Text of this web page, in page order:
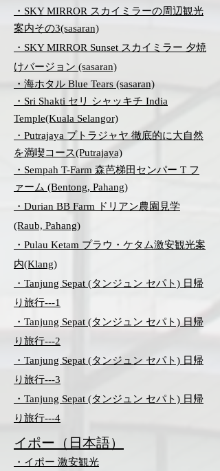
・SKY MIRROR スカイミラーの周辺観光
案内その3(sasaran)
・SKY MIRROR Sunset スカイミラー 夕焼
けバージョン (sasaran)
・海ホタル Blue Tears (sasaran)
・Sri Shakti セリ シャッキチ India
Temple(Kuala Selangor)
・Putrajaya プトラジャヤ 徹底的に大自然
を満喫コース(Putrajaya)
・Sempah T-Farm 森芭梯田センパー T フ
ァーム (Bentong, Pahang)
・Durian BB Farm ドリアン農園見学
(Raub, Pahang)
・Pulau Ketam プラウ・ケタム激安観光案
内(Klang)
・Tanjung Sepat (タンジュン セパト) 日帰
り旅行---1
・Tanjung Sepat (タンジュン セパト) 日帰
り旅行---2
・Tanjung Sepat (タンジュン セパト) 日帰
り旅行---3
・Tanjung Sepat (タンジュン セパト) 日帰
り旅行---4
​イポー（日本語）
・イポー 激安観光